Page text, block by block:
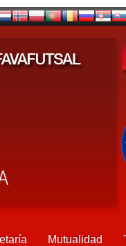
Mutualidad